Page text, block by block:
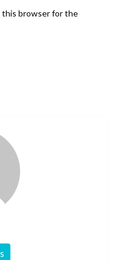
this browser for the